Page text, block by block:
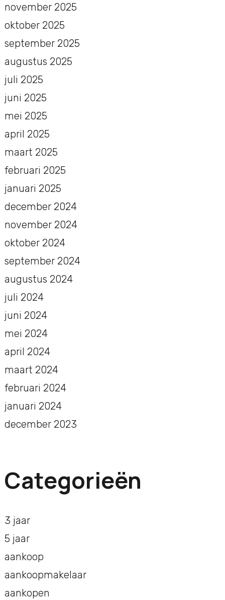
november 2025
oktober 2025
september 2025
augustus 2025
juli 2025
juni 2025
mei 2025
april 2025
maart 2025
februari 2025
januari 2025
december 2024
november 2024
oktober 2024
september 2024
augustus 2024
juli 2024
juni 2024
mei 2024
april 2024
maart 2024
februari 2024
januari 2024
december 2023
Categorieën
3 jaar
5 jaar
aankoop
aankoopmakelaar
aankopen